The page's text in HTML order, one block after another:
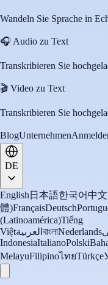
Wandeln Sie Sprache in
🎧 Audio zu Text
Transkribieren Sie
🎬 Video zu Text
Transkribieren Sie
BlogUnternehmen
DE
English 日本語한국어中
體)FrançaisDeutsch
(Latinoamérica)Tiếng
Việtالعربية বাংলাNederlands
IndonesiaItalianoPolski
MelayuFilipinoไทยTürkçe